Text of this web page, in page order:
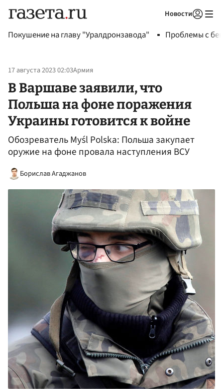
Новости
Покушение на главу "Уралдронзавода" Проблемы с
17 августа 2023 02:03Армия
В Варшаве заявили, что
Польша на фоне поражения
Украины готовится к войне
Обозреватель Myśl Polska: Польша закупает
оружие на фоне провала наступления ВСУ
Борислав Агаджанов